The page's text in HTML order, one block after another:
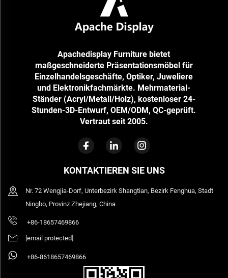
Apachedisplay Furniture bietet
maßgeschneiderte Präsentationsmöbel für
Einzelhandelsgeschäfte, Optiker, Juweliere
und Elektronikfachmärkte. Mehrmaterial-
Ständer (Acryl/Metall/Holz), kostenloser 24-
Stunden-3D-Entwurf, OEM/ODM, QC-geprüft.
Vertraut seit 2005.
KONTAKTIEREN SIE UNS
Nr. 72 Wengjia-Dorf, Unterbezirk Shangtian, Bezirk Fenghua, Stadt
Ningbo, Provinz Zhejiang, China
+86-18657469866
[email protected]
+86-8618657469866